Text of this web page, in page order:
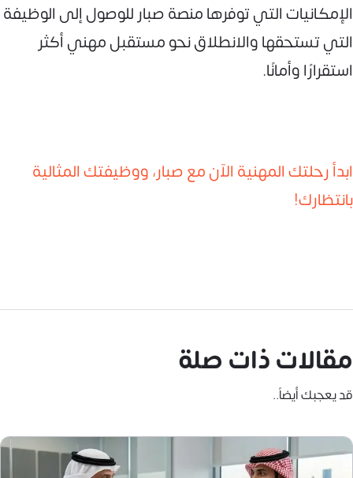
الإمكانيات التي توفرها منصة صبار للوصول إلى الوظيفة
التي تستحقها والانطلاق نحو مستقبل مهني أكثر
استقرارًا وأمانًا.
ابدأ رحلتك المهنية الآن مع صبار، ووظيفتك المثالية
بانتظارك!
مقالات ذات صلة
قد يعجبك أيضاً..